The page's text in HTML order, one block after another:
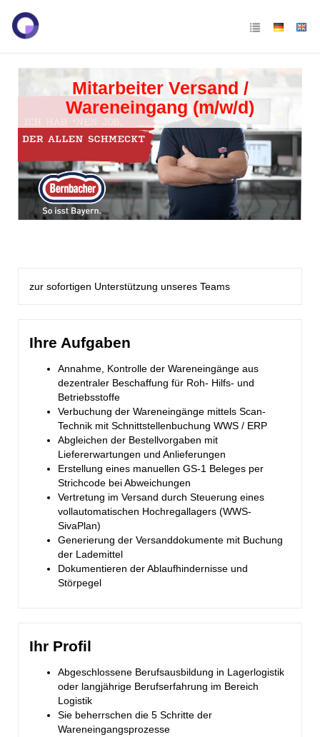
Mitarbeiter Versand /
Wareneingang (m/w/d)
zur sofortigen Unterstützung unseres Teams
Ihre Aufgaben
Annahme, Kontrolle der Wareneingänge aus
dezentraler Beschaffung für Roh- Hilfs- und
Betriebsstoffe
Verbuchung der Wareneingänge mittels Scan-
Technik mit Schnittstellenbuchung WWS / ERP
Abgleichen der Bestellvorgaben mit
Liefererwartungen und Anlieferungen
Erstellung eines manuellen GS-1 Beleges per
Strichcode bei Abweichungen
Vertretung im Versand durch Steuerung eines
vollautomatischen Hochregallagers (WWS-
SivaPlan)
Generierung der Versanddokumente mit Buchung
der Lademittel
Dokumentieren der Ablaufhindernisse und
Störpegel
Ihr Profil
Abgeschlossene Berufsausbildung in Lagerlogistik
oder langjährige Berufserfahrung im Bereich
Logistik
Sie beherrschen die 5 Schritte der
Wareneingangsprozesse